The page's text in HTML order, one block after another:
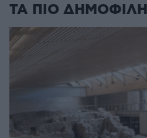
ΤΑ ΠΙΟ ΔΗΜΟΦΙΛΗ